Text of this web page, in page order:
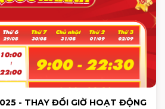
- THAY ĐỔI GIỜ HOẠT ĐỘNG